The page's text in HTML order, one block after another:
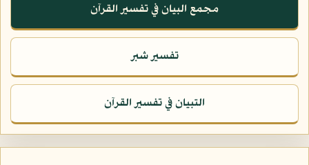
مجمع البيان في تفسير القرآن
تفسير شبر
التبيان في تفسير القرآن